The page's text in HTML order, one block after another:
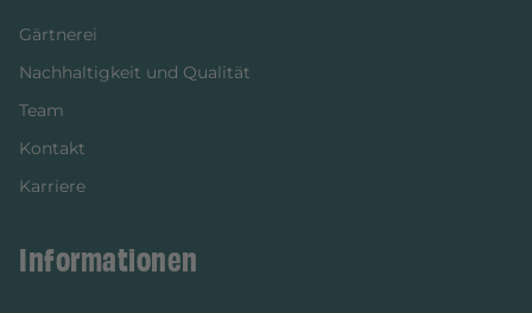
Gärtnerei
Nachhaltigkeit und Qualität
Team
Kontakt
Karriere
Informationen